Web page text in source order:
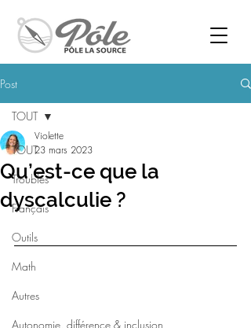
Post
TOUT
Troubles
Français
Outils
Math
Autres
Autonomie, différence & inclusion
TOUT
Qu’est-ce que la
dyscalculie ?
Violette
23 mars 2023